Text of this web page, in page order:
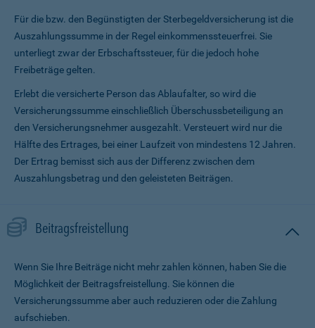
Für die bzw. den Begünstigten der Sterbegeldversicherung ist die
Auszahlungssumme in der Regel einkommenssteuerfrei. Sie
unterliegt zwar der Erbschaftssteuer, für die jedoch hohe
Freibeträge gelten.
Erlebt die versicherte Person das Ablaufalter, so wird die
Versicherungssumme ein­schließlich Überschussbeteiligung an
den Versicherungsnehmer ausgezahlt. Versteuert wird nur die
Hälfte des Ertrages, bei einer Laufzeit von mindestens 12 Jahren.
Der Ertrag bemisst sich aus der Differenz zwischen dem
Auszahlungsbetrag und den geleisteten Beiträgen.
Beitragsfreistellung
Wenn Sie Ihre Beiträge nicht mehr zahlen können, haben Sie die
Möglichkeit der Beitragsfreistellung. Sie können die
Versicherungssumme aber auch reduzieren oder die Zahlung
aufschieben.